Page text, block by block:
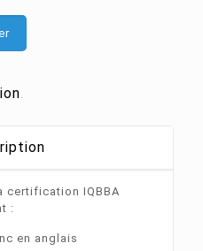
.
certification IQBBA
:
en anglais